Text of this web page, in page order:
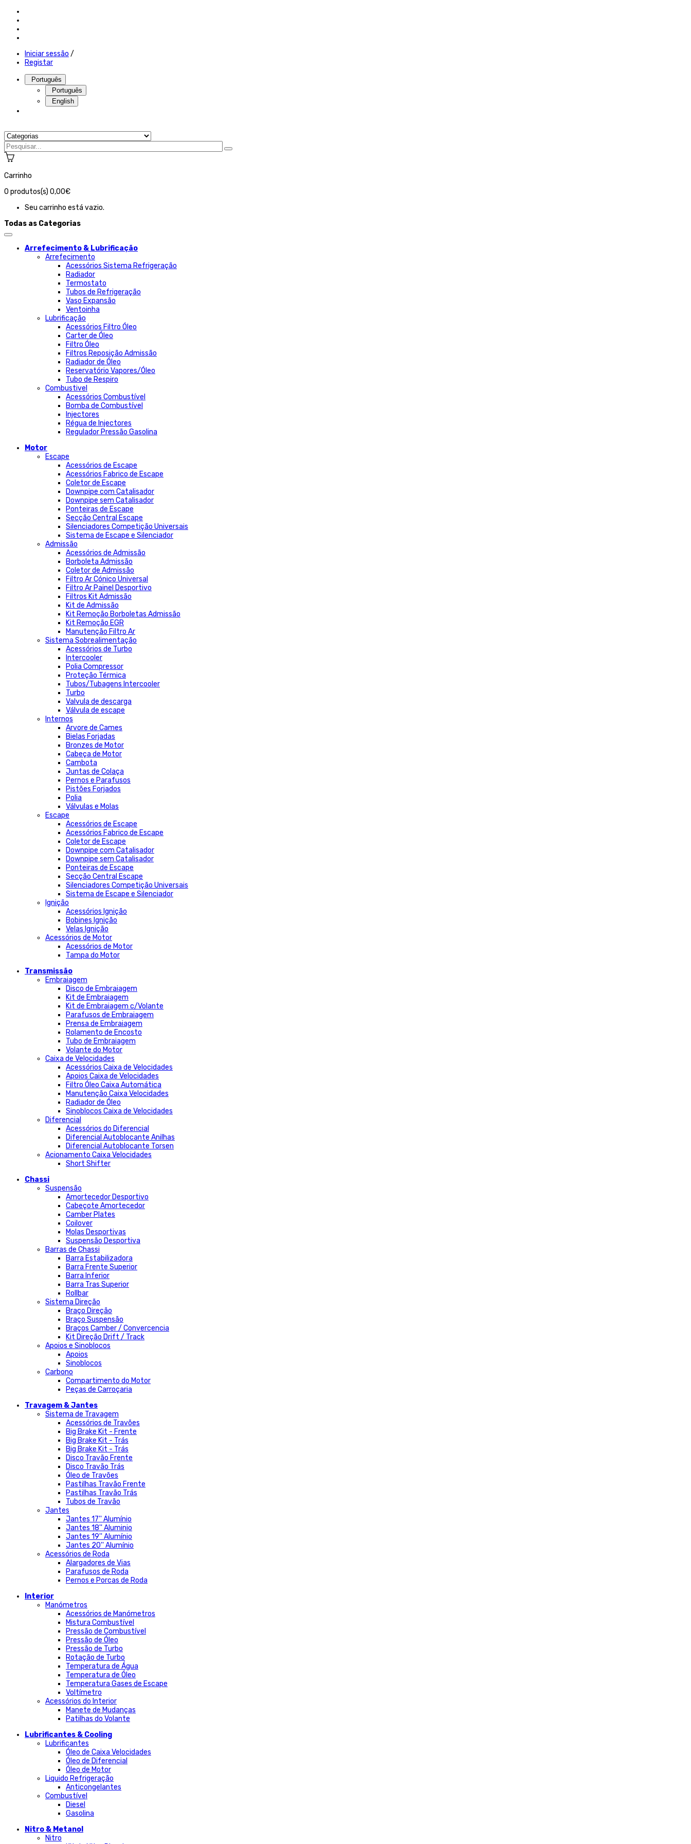
Iniciar sessão /
Registar
Português
Português
English
Carrinho
0 produtos(s) 0,00€
Seu carrinho está vazio.
Todas as Categorias
Arrefecimento & Lubrificação
Arrefecimento
Acessórios Sistema Refrigeração
Radiador
Termostato
Tubos de Refrigeração
Vaso Expansão
Ventoinha
Lubrificação
Acessórios Filtro Óleo
Carter de Óleo
Filtro Óleo
Filtros Reposição Admissão
Radiador de Óleo
Reservatório Vapores/Óleo
Tubo de Respiro
Combustivel
Acessórios Combustível
Bomba de Combustível
Injectores
Régua de Injectores
Regulador Pressão Gasolina
Motor
Escape
Acessórios de Escape
Acessórios Fabrico de Escape
Coletor de Escape
Downpipe com Catalisador
Downpipe sem Catalisador
Ponteiras de Escape
Secção Central Escape
Silenciadores Competição Universais
Sistema de Escape e Silenciador
Admissão
Acessórios de Admissão
Borboleta Admissão
Coletor de Admissão
Filtro Ar Cónico Universal
Filtro Ar Painel Desportivo
Filtros Kit Admissão
Kit de Admissão
Kit Remoção Borboletas Admissão
Kit Remoção EGR
Manutenção Filtro Ar
Sistema Sobrealimentação
Acessórios de Turbo
Intercooler
Polia Compressor
Proteção Térmica
Tubos/Tubagens Intercooler
Turbo
Valvula de descarga
Válvula de escape
Internos
Arvore de Cames
Bielas Forjadas
Bronzes de Motor
Cabeça de Motor
Cambota
Juntas de Colaça
Pernos e Parafusos
Pistões Forjados
Polia
Válvulas e Molas
Escape
Acessórios de Escape
Acessórios Fabrico de Escape
Coletor de Escape
Downpipe com Catalisador
Downpipe sem Catalisador
Ponteiras de Escape
Secção Central Escape
Silenciadores Competição Universais
Sistema de Escape e Silenciador
Ignição
Acessórios Ignição
Bobines Ignição
Velas Ignição
Acessórios de Motor
Acessórios de Motor
Tampa do Motor
Transmissão
Embraiagem
Disco de Embraiagem
Kit de Embraiagem
Kit de Embraiagem c/Volante
Parafusos de Embraiagem
Prensa de Embraiagem
Rolamento de Encosto
Tubo de Embraiagem
Volante do Motor
Caixa de Velocidades
Acessórios Caixa de Velocidades
Apoios Caixa de Velocidades
Filtro Óleo Caixa Automática
Manutenção Caixa Velocidades
Radiador de Óleo
Sinoblocos Caixa de Velocidades
Diferencial
Acessórios do Diferencial
Diferencial Autoblocante Anilhas
Diferencial Autoblocante Torsen
Acionamento Caixa Velocidades
Short Shifter
Chassi
Suspensão
Amortecedor Desportivo
Cabeçote Amortecedor
Camber Plates
Coilover
Molas Desportivas
Suspensão Desportiva
Barras de Chassi
Barra Estabilizadora
Barra Frente Superior
Barra Inferior
Barra Tras Superior
Rollbar
Sistema Direção
Braço Direção
Braço Suspensão
Braços Camber / Convercencia
Kit Direção Drift / Track
Apoios e Sinoblocos
Apoios
Sinoblocos
Carbono
Compartimento do Motor
Peças de Carroçaria
Travagem & Jantes
Sistema de Travagem
Acessórios de Travões
Big Brake Kit - Frente
Big Brake Kit - Trás
Big Brake Kit - Trás
Disco Travão Frente
Disco Travão Trás
Óleo de Travões
Pastilhas Travão Frente
Pastilhas Travão Trás
Tubos de Travão
Jantes
Jantes 17'' Alumínio
Jantes 18'' Aluminio
Jantes 19'' Alumínio
Jantes 20'' Alumínio
Acessórios de Roda
Alargadores de Vias
Parafusos de Roda
Pernos e Porcas de Roda
Interior
Manómetros
Acessórios de Manómetros
Mistura Combustível
Pressão de Combustível
Pressão de Óleo
Pressão de Turbo
Rotação de Turbo
Temperatura de Água
Temperatura de Óleo
Temperatura Gases de Escape
Voltímetro
Acessórios do Interior
Manete de Mudanças
Patilhas do Volante
Lubrificantes & Cooling
Lubrificantes
Óleo de Caixa Velocidades
Óleo de Diferencial
Óleo de Motor
Liquido Refrigeração
Anticongelantes
Combustível
Diesel
Gasolina
Nitro & Metanol
Nitro